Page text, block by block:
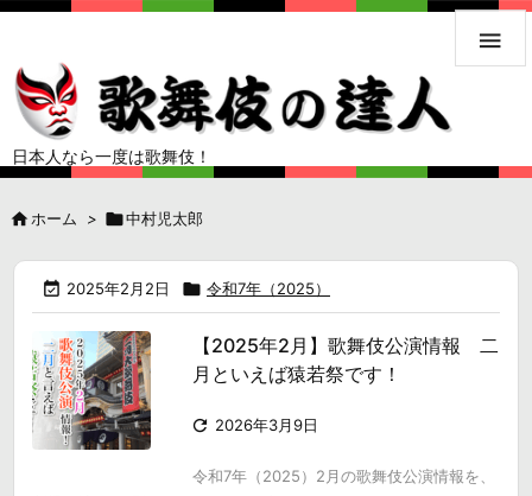
日本人なら一度は歌舞伎！

 ホーム > 中村児太郎
 2025年2月2日  令和7年（2025）
【2025年2月】歌舞伎公演情報 二
月といえば猿若祭です！
 2026年3月9日
令和7年（2025）2月の歌舞伎公演情報を、